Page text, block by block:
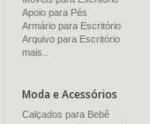
Apoio para Pés
Armário para Escritório
Arquivo para Escritório
mais..
Moda e Acessórios
Calçados para Bebê